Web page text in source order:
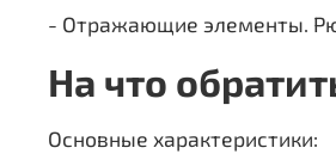
- Отражающие элементы.
На что
Основные характеристики: